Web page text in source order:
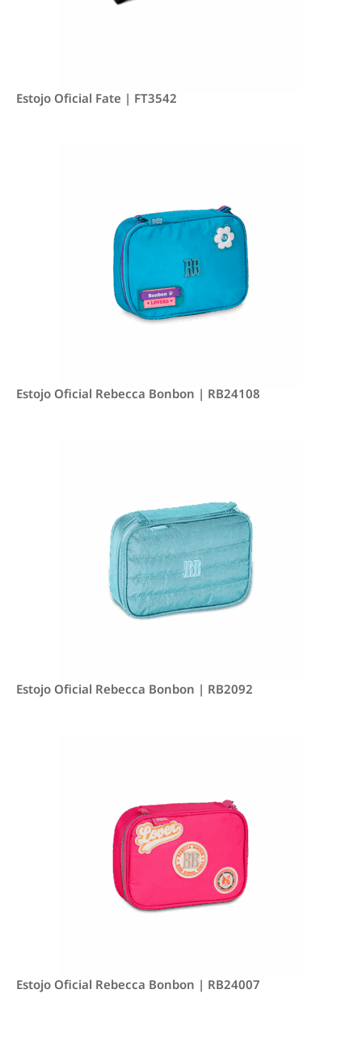
Estojo Oficial Fate | FT3542
Estojo Oficial Rebecca Bonbon | RB24108
Estojo Oficial Rebecca Bonbon | RB2092
Estojo Oficial Rebecca Bonbon | RB24007